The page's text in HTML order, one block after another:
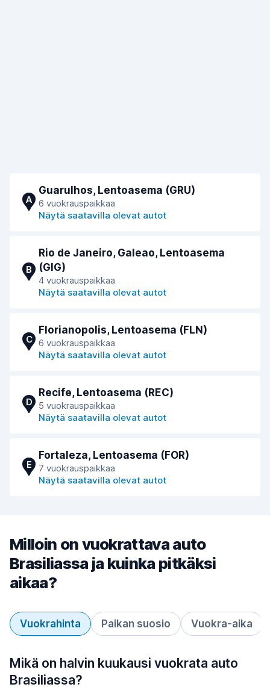
A
Guarulhos, Lentoasema (GRU)
6 vuokrauspaikkaa
Näytä saatavilla olevat autot
B
Rio de Janeiro, Galeao, Lentoasema
(GIG)
4 vuokrauspaikkaa
Näytä saatavilla olevat autot
C
Florianopolis, Lentoasema (FLN)
6 vuokrauspaikkaa
Näytä saatavilla olevat autot
D
Recife, Lentoasema (REC)
5 vuokrauspaikkaa
Näytä saatavilla olevat autot
E
Fortaleza, Lentoasema (FOR)
7 vuokrauspaikkaa
Näytä saatavilla olevat autot
Milloin on vuokrattava auto
Brasiliassa ja kuinka pitkäksi
aikaa?
Vuokrahinta Paikan suosio Vuokra-aika
Mikä on halvin kuukausi vuokrata auto
Brasiliassa?